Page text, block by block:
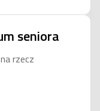
seniora
rzecz